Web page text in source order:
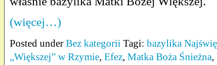
(więcej…)
Posted under Bez kategorii Tagi: bazylika
„Większej” w Rzymie, Efez, Matka Boża Śnieżna,